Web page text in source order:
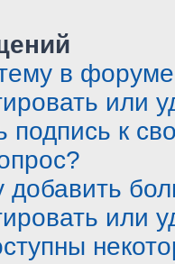
в
или
подпись к
добавить
или